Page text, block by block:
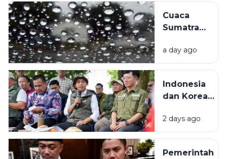
Simalungun
Cuaca
Sumatra
Agustus
2026:
Berpotensi
Turun
Malam
a day ago
Indonesia
dan Korea
Bangun Pusat
Pengendalian
Sumatera
2 days ago
Pemerintah